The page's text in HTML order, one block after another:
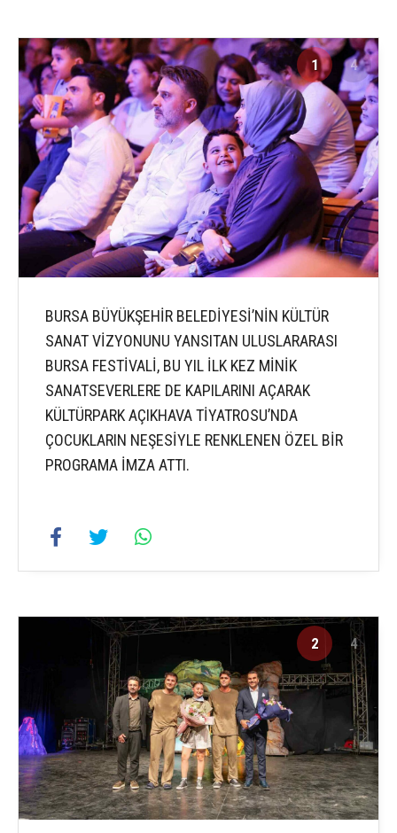
1 4
BURSA BÜYÜKŞEHİR BELEDİYESİ’NİN KÜLTÜR
SANAT VİZYONUNU YANSITAN ULUSLARARASI
BURSA FESTİVALİ, BU YIL İLK KEZ MİNİK
SANATSEVERLERE DE KAPILARINI AÇARAK
KÜLTÜRPARK AÇIKHAVA TİYATROSU’NDA
ÇOCUKLARIN NEŞESİYLE RENKLENEN ÖZEL BİR
PROGRAMA İMZA ATTI.
2 4